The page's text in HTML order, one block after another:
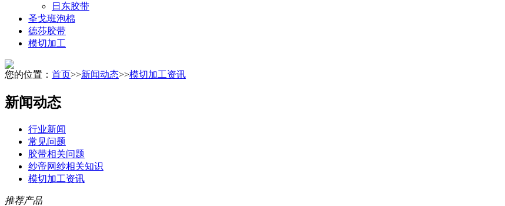
日东胶带
圣戈班泡棉
德莎胶带
模切加工
您的位置： 首页>>新闻动态>>模切加工资讯
新闻动态
行业新闻
常见问题
胶带相关问题
纱帝网纱相关知识
模切加工资讯
推荐产品